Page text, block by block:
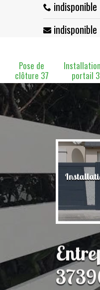
indisponible
indisponible
Pose de
clôture 37
portail
37